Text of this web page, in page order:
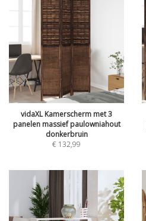
vidaXL Kamerscherm met 3
panelen massief paulowniahout
donkerbruin
€ 132,99